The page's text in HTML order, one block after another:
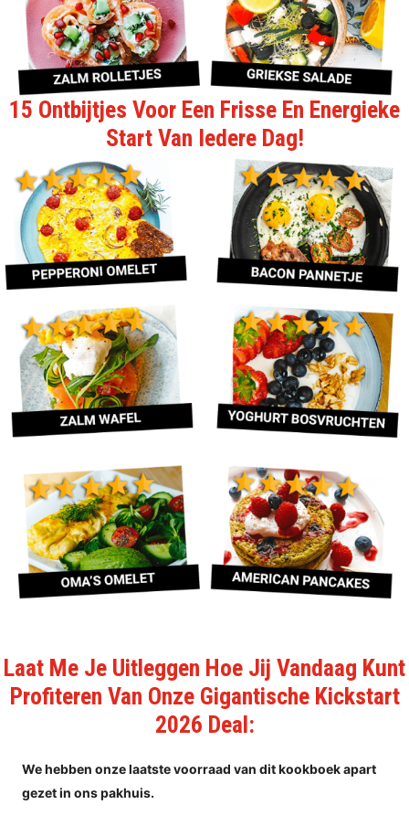
15 Ontbijtjes Voor Een Frisse En Energieke
Start Van Iedere Dag!
Laat Me Je Uitleggen Hoe Jij Vandaag Kunt
Profiteren Van Onze Gigantische Kickstart
2026 Deal:
We hebben onze laatste voorraad van dit kookboek apart
gezet in ons pakhuis.